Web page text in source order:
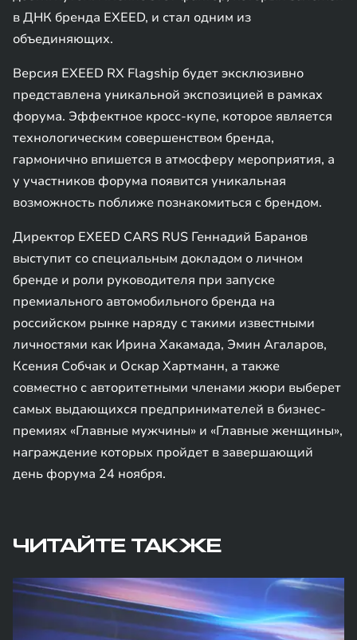
в ДНК бренда EXEED, и стал одним из
объединяющих.
Версия EXEED RX Flagship будет эксклюзивно
представлена уникальной экспозицией в рамках
форума. Эффектное кросс-купе, которое является
технологическим совершенством бренда,
гармонично впишется в атмосферу мероприятия, а
у участников форума появится уникальная
возможность поближе познакомиться с брендом.
Директор EXEED CARS RUS Геннадий Баранов
выступит со специальным докладом о личном
бренде и роли руководителя при запуске
премиального автомобильного бренда на
российском рынке наряду с такими известными
личностями как Ирина Хакамада, Эмин Агаларов,
Ксения Собчак и Оскар Хартманн, а также
совместно с авторитетными членами жюри выберет
самых выдающихся предпринимателей в бизнес-
премиях «Главные мужчины» и «Главные женщины»,
награждение которых пройдет в завершающий
день форума 24 ноября.
ЧИТАЙТЕ ТАКЖЕ